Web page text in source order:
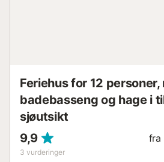
Feriehus for 12 personer,
badebasseng og hage i
sjøutsikt
9,9
3 vurderinger
fra